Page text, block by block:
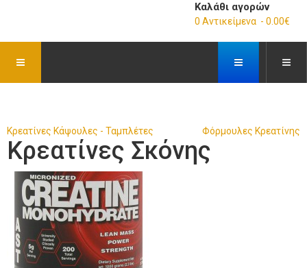
Καλάθι αγορών
0 Αντικείμενα - 0.00€
Κρεατίνες Κάψουλες - Ταμπλέτες Φόρμουλες Κρεατίνης
Κρεατίνες Σκόνης